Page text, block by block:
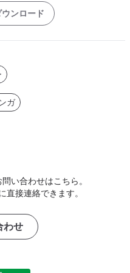
ンロード
ガ
い合わせはこちら。
直接連絡できます。
わせ